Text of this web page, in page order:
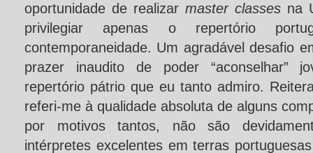
oportunidade de realizar master classes na
privilegiar apenas o repertório
contemporaneidade. Um agradável desafio
prazer inaudito de poder “aconselhar”
repertório pátrio que eu tanto admiro.
referi-me à qualidade absoluta de alguns
por motivos tantos, não são
intérpretes excelentes em terras